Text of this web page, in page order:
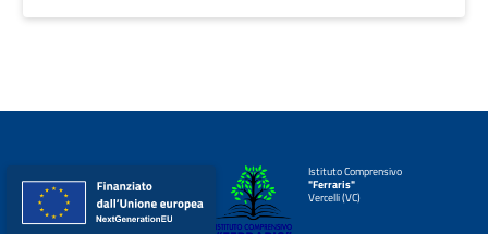
Istituto Comprensivo
"Ferraris"
Vercelli (VC)